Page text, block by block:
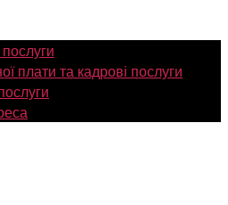
плати та кадрові послуги